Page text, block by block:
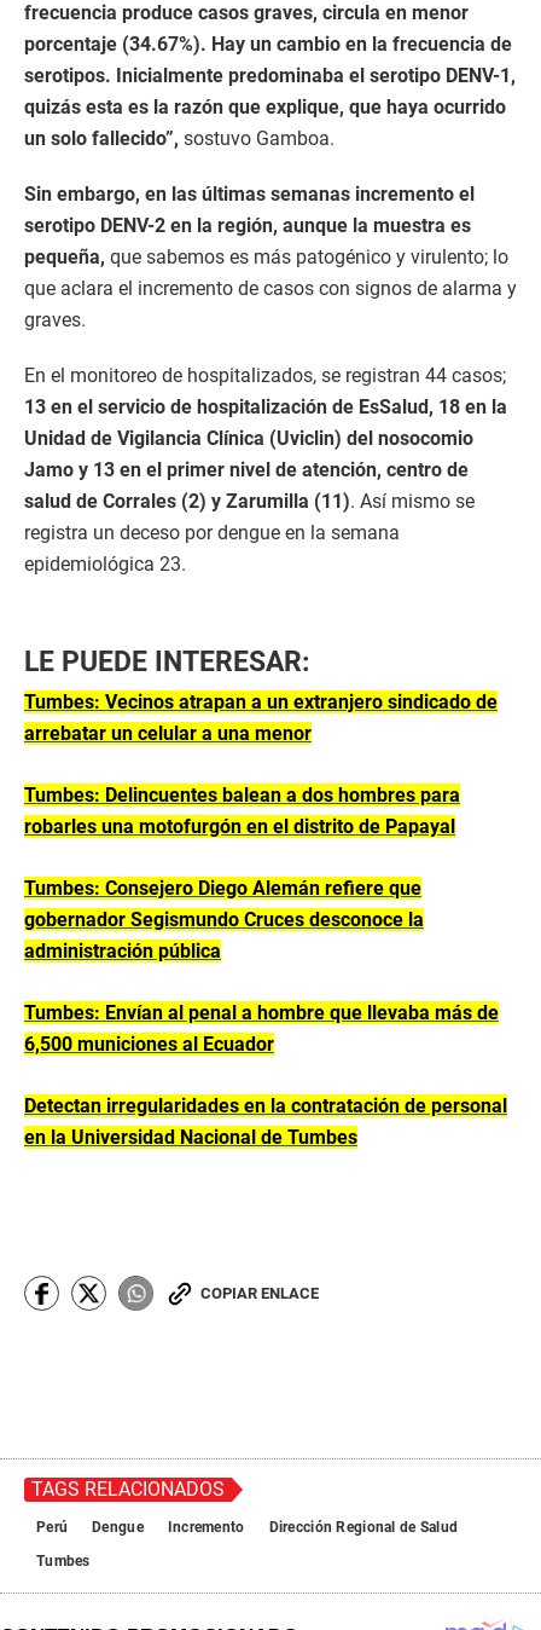
frecuencia produce casos graves, circula en menor
porcentaje (34.67%). Hay un cambio en la frecuencia de
serotipos. Inicialmente predominaba el serotipo DENV-1,
quizás esta es la razón que explique, que haya ocurrido
un solo fallecido”, sostuvo Gamboa.
Sin embargo, en las últimas semanas incremento el
serotipo DENV-2 en la región, aunque la muestra es
pequeña, que sabemos es más patogénico y virulento; lo
que aclara el incremento de casos con signos de alarma y
graves.
En el monitoreo de hospitalizados, se registran 44 casos;
13 en el servicio de hospitalización de EsSalud, 18 en la
Unidad de Vigilancia Clínica (Uviclin) del nosocomio
Jamo y 13 en el primer nivel de atención, centro de
salud de Corrales (2) y Zarumilla (11). Así mismo se
registra un deceso por dengue en la semana
epidemiológica 23.
LE PUEDE INTERESAR:
Tumbes: Vecinos atrapan a un extranjero sindicado de
arrebatar un celular a una menor
Tumbes: Delincuentes balean a dos hombres para
robarles una motofurgón en el distrito de Papayal
Tumbes: Consejero Diego Alemán refiere que
gobernador Segismundo Cruces desconoce la
administración pública
Tumbes: Envían al penal a hombre que llevaba más de
6,500 municiones al Ecuador
Detectan irregularidades en la contratación de personal
en la Universidad Nacional de Tumbes
COPIAR ENLACE
TAGS RELACIONADOS
Perú Dengue Incremento
Dirección Regional de Salud
Tumbes